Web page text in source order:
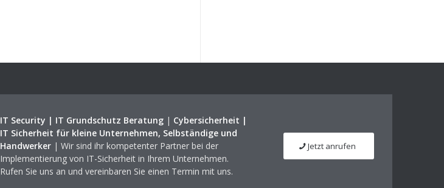
IT Security | IT Grundschutz Beratung| Cybersicherheit |
IT Sicherheit für kleine Unternehmen, Selbständige und
Handwerker| Wir sind ihr kompetenter Partner bei der
Implementierung von IT-Sicherheit in Ihrem Unternehmen.
Rufen Sie uns an und vereinbaren Sie einen Termin mit uns.
Jetzt anrufen